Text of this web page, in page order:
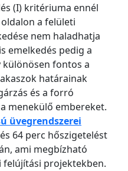
(I) kritériuma ennél
a felületi
nem haladhatja
emelkedés pedig a
különösen fontos a
határainak
és a forró
menekülő embereket.
üvegrendszerei
64 perc hőszigetelést
ami megbízható
felújítási projektekben.